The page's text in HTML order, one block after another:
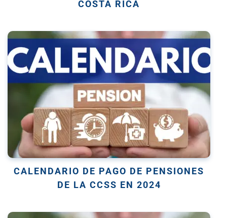
COSTA RICA
CALENDARIO DE PAGO DE PENSIONES
DE LA CCSS EN 2024